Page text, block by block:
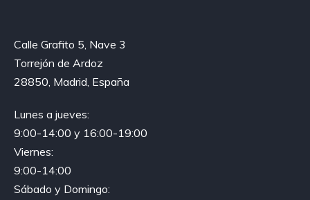
Calle Grafito 5, Nave 3
Torrejón de Ardoz
28850, Madrid, España
Lunes a jueves:
9:00-14:00 y 16:00-19:00
Viernes:
9:00-14:00
Sábado y Domingo: